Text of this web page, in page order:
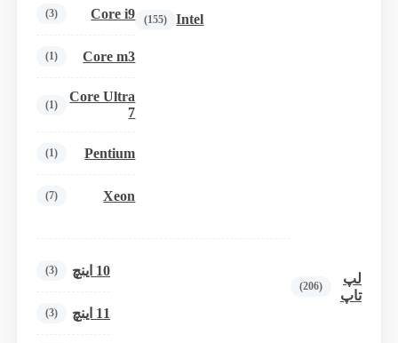
لپ
تاپ
(206)
Intel
(155)
Core i9
(3)
Core m3
(1)
Core Ultra
7
(1)
Pentium
(1)
Xeon
(7)
10 اینچ (3)
11 اینچ (3)